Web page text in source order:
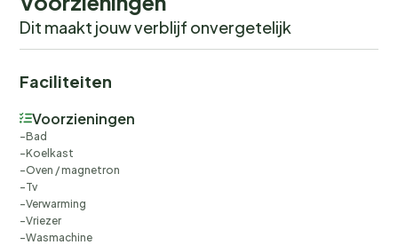
Dit maakt jouw verblijf onvergetelijk
Faciliteiten
Voorzieningen
Bad
Koelkast
Oven / magnetron
Tv
Verwarming
Vriezer
Wasmachine